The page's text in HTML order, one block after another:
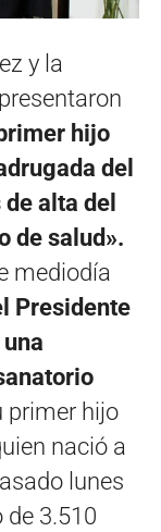
y la
hijo
del
alta del
de salud».
mediodía
Presidente
primer hijo
nació a
lunes
de 3.510